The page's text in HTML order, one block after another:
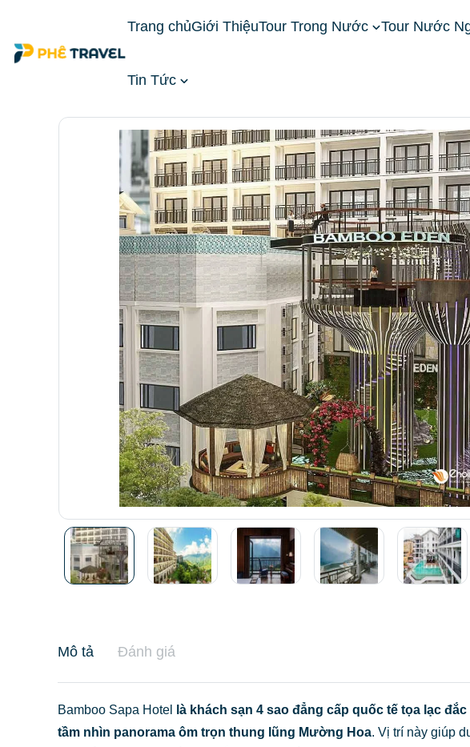
Trang chủGiới ThiệuTour Trong Nước Tour Nước
Tin Tức
Đặt Phòng Khách Sạn
Mô tả Đánh giá
Bamboo Sapa Hotel là khách sạn 4 sao đẳng cấp quốc tế tọa lạc đắc
tầm nhìn panorama ôm trọn thung lũng Mường Hoa. Vị trí này giúp